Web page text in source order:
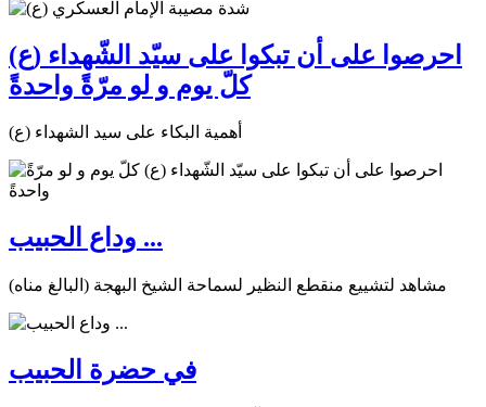
احرصوا على أن تبكوا على سيّد الشّهداء (ع)
كلّ يوم و لو مرّةً واحدةً
أهمية البكاء على سيد الشهداء (ع)
وداع الحبيب ...
مشاهد لتشييع منقطع النظير لسماحة الشيخ البهجة (البالغ مناه)
في حضرة الحبيب